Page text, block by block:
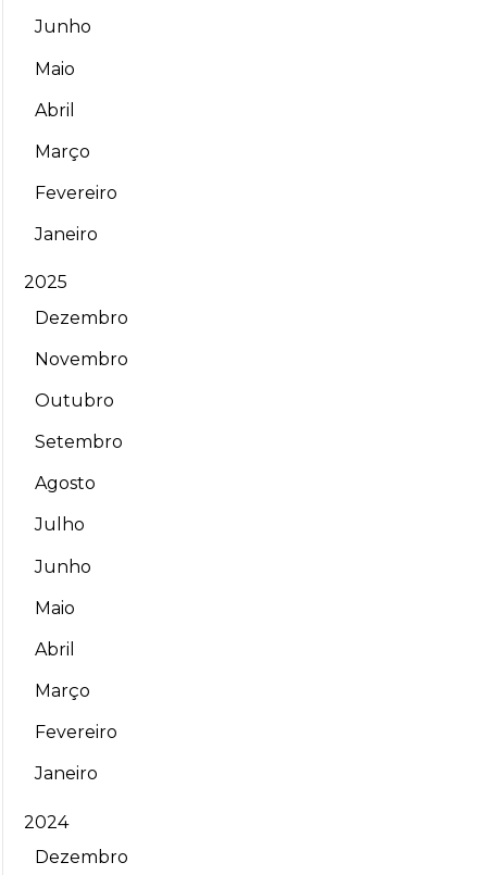
Junho
Maio
Abril
Março
Fevereiro
Janeiro
2025
Dezembro
Novembro
Outubro
Setembro
Agosto
Julho
Junho
Maio
Abril
Março
Fevereiro
Janeiro
2024
Dezembro